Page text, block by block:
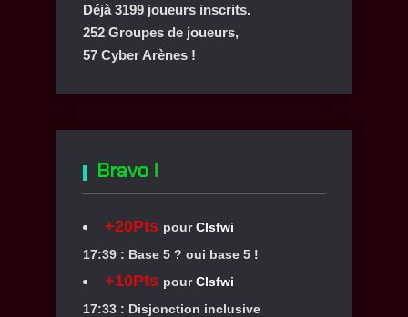
Déjà 3199 joueurs inscrits.
252 Groupes de joueurs,
57 Cyber Arènes !
Bravo !
+20Pts pourClsfwi
17:39 : Base 5 ? oui base 5 !
+10Pts pourClsfwi
17:33 : Disjonction inclusive